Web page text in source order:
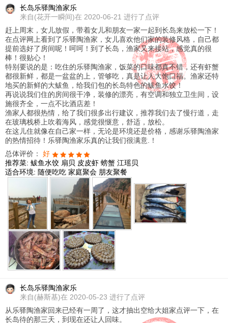
长岛乐驿陶渔家乐
来自(花开一瞬间)在 2020-06-21 进行了点评
赶上周末，女儿放假，带着女儿和朋友一家一起到长岛来放松一下！
在点评网上看到了乐驿陶渔家，女儿喜欢他们家的装修风格，自己都
提前选好了房间呢！呵呵！到了长岛，渔家又来接站，感觉真的很
棒！很贴心！
特别要说的是：吃住的乐驿陶渔家，饭菜的口味都真不错，还有虾蟹
都很新鲜，都是一盆盆的上，管够吃，真是让人大饱口福。渔家还特
地买的新鲜的大鲅鱼，给我们包的长岛特色的鲅鱼水饺！
再说说我们住的房间很干净，装修的漂亮，有空调和独立卫生间，设
施很齐全，一点不比酒店差！
渔家人都很热情，给了我们很多出行建议，推荐我们去了慢行道，走
在玻璃栈桥上吹着海风，感觉很惬意，舒适，放松。
在这儿住就像在自己家一样，无论是环境还是价格，感谢乐驿陶渔家
的热情招待！乐驿陶渔家乐真的让我们很满意.！
总体评价： 好
推荐菜: 鲅鱼水饺 扇贝 皮皮虾 螃蟹 江瑶贝
适合环境: 随便吃吃 家庭聚会 朋友聚餐
长岛乐驿陶渔家乐
来自(赫斯基)在 2020-05-23 进行了点评
从乐驿陶渔家回来已经有一周了，这才抽出空给大姐家点评一下，在
长岛待的那三天，到现在还让人回味。